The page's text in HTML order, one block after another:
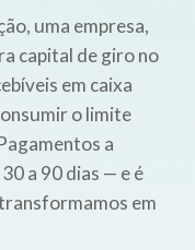
uma empresa,
capital de giro no
em caixa
o limite
a
a 90 dias — e é
em